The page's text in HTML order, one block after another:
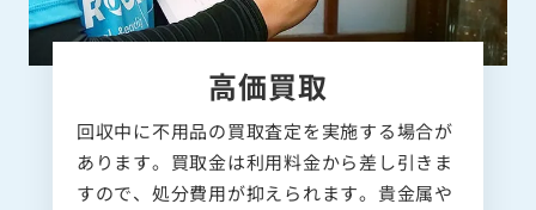
高価買取
回収中に不用品の買取査定を実施する場合が
あります。買取金は利用料金から差し引きま
すので、処分費用が抑えられます。貴金属や